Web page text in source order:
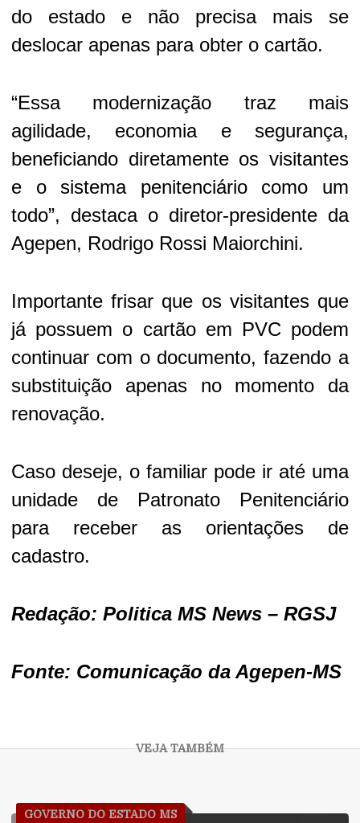
do estado e não precisa mais se
deslocar apenas para obter o cartão.
“Essa modernização traz mais
agilidade, economia e segurança,
beneficiando diretamente os visitantes
e o sistema penitenciário como um
todo”, destaca o diretor-presidente da
Agepen, Rodrigo Rossi Maiorchini.
Importante frisar que os visitantes que
já possuem o cartão em PVC podem
continuar com o documento, fazendo a
substituição apenas no momento da
renovação.
Caso deseje, o familiar pode ir até uma
unidade de Patronato Penitenciário
para receber as orientações de
cadastro.
Redação: Politica MS News – RGSJ
Fonte: Comunicação da Agepen-MS
GOVERNO DO ESTADO MS